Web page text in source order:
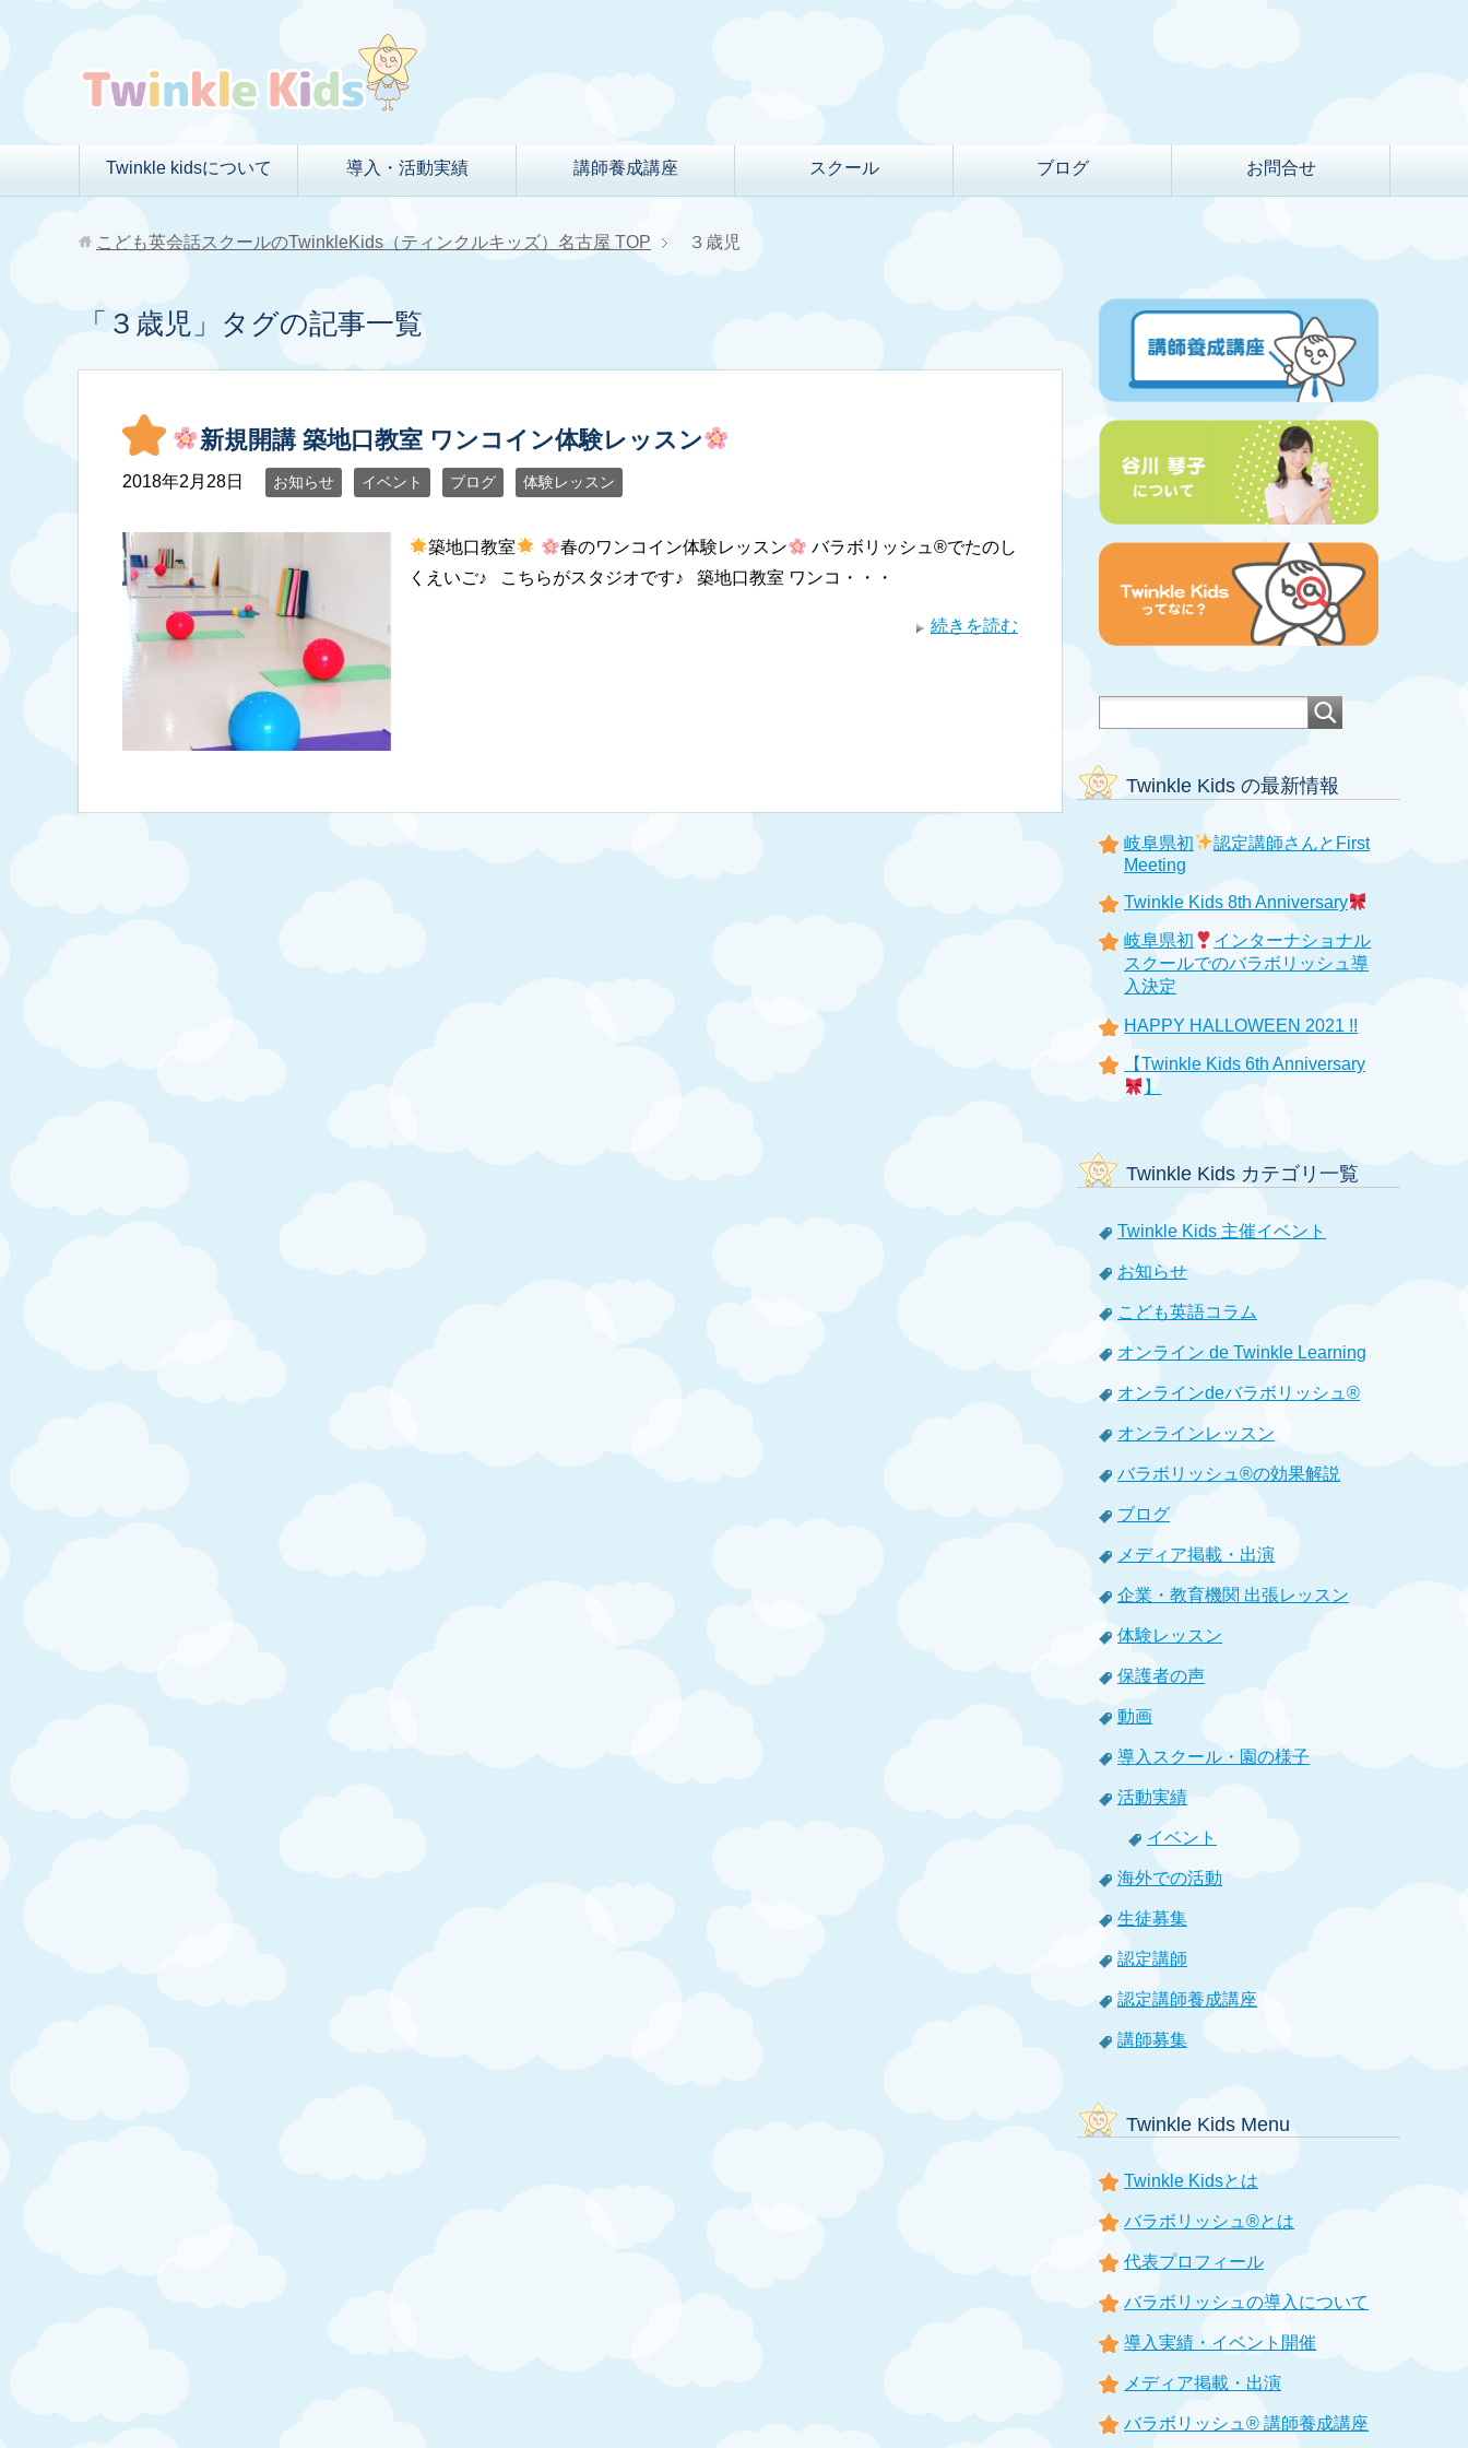
Twinkle kidsについて 導入・活動実績 講師養成講座 スクール ブログ お問合せ
こども英会話スクールのTwinkleKids（ティンクルキッズ）名古屋 TOP ３歳児
「３歳児」タグの記事一覧
新規開講 築地口教室 ワンコイン体験レッスン
2018年2月28日 お知らせ イベント ブログ 体験レッスン
築地口教室 春のワンコイン体験レッスン
バラボリッシュ®︎でたのし
くえいご♪ こちらがスタジオです♪ 築地口教室 ワンコ・・・
続きを読む
Twinkle Kids の最新情報
岐阜県初
認定講師さんとFirst
Meeting
Twinkle Kids 8th Anniversary
岐阜県初
インターナショナル
スクールでのバラボリッシュ導
入決定
HAPPY HALLOWEEN 2021 !!
【Twinkle Kids 6th Anniversary
】
Twinkle Kids カテゴリ一覧
Twinkle Kids 主催イベント
お知らせ
こども英語コラム
オンライン de Twinkle Learning
オンラインdeバラボリッシュ®
オンラインレッスン
バラボリッシュ®の効果解説
ブログ
メディア掲載・出演
企業・教育機関 出張レッスン
体験レッスン
保護者の声
動画
導入スクール・園の様子
活動実績
イベント
海外での活動
生徒募集
認定講師
認定講師養成講座
講師募集
Twinkle Kids Menu
Twinkle Kidsとは
バラボリッシュ®とは
代表プロフィール
バラボリッシュの導入について
導入実績・イベント開催
メディア掲載・出演
バラボリッシュ® 講師養成講座